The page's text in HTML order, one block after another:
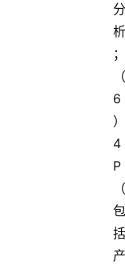
分
析
；
（
6
）
4
P
（
包
括
产